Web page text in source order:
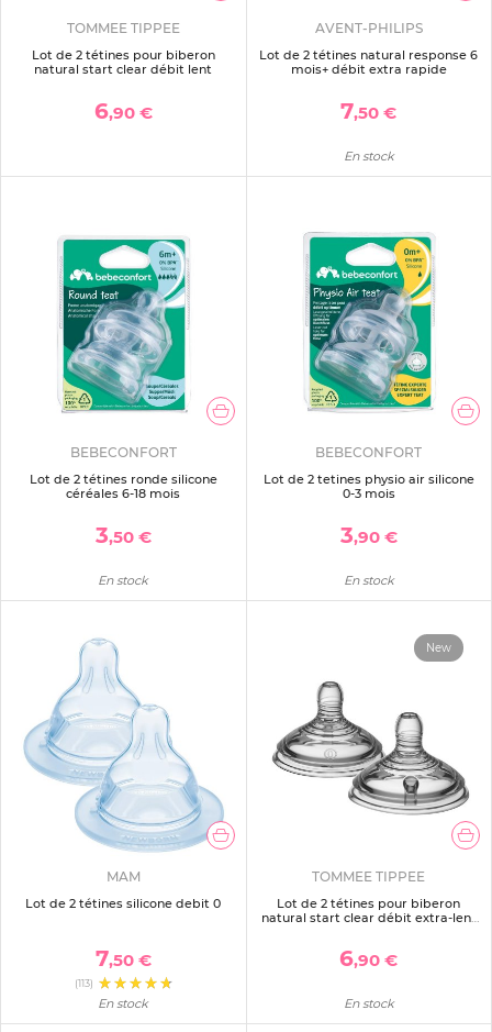
TOMMEE TIPPEE
Lot de 2 tétines pour biberon
natural start clear débit lent
6,90 €
AVENT-PHILIPS
Lot de 2 tétines natural response 6
mois+ débit extra rapide
7,50 €
En stock
BEBECONFORT
Lot de 2 tétines ronde silicone
céréales 6-18 mois
3,50 €
En stock
BEBECONFORT
Lot de 2 tetines physio air silicone
0-3 mois
3,90 €
En stock
MAM
Lot de 2 tétines silicone debit 0
7,50 €
(113)
En stock
New
TOMMEE TIPPEE
Lot de 2 tétines pour biberon
natural start clear débit extra-lent
6,90 €
En stock